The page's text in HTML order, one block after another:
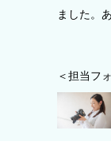
ました。
＜担当フ